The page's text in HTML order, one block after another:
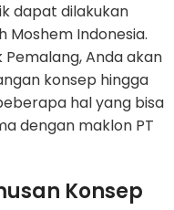
dapat dilakukan
Moshem Indonesia.
Anda akan
konsep hingga
hal yang bisa
dengan maklon PT
Konsep